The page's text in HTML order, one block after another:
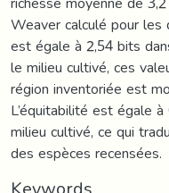
Weaver calculé pour
est égale à 2,54 bits
le milieu cultivé, ces
région inventoriée est
L’équitabilité est égale
milieu cultivé, ce qui
des espèces recensées.